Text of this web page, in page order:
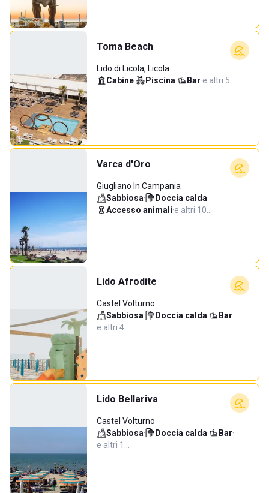
Toma Beach
Lido di Licola, Licola
Cabine· Piscina· Bar·e altri 5…
Varca d'Oro
Giugliano In Campania
Sabbiosa· Doccia calda·
Accesso animali·e altri 10…
Lido Afrodite
Castel Volturno
Sabbiosa· Doccia calda· Bar·
e altri 4…
Lido Bellariva
Castel Volturno
Sabbiosa· Doccia calda· Bar·
e altri 1…